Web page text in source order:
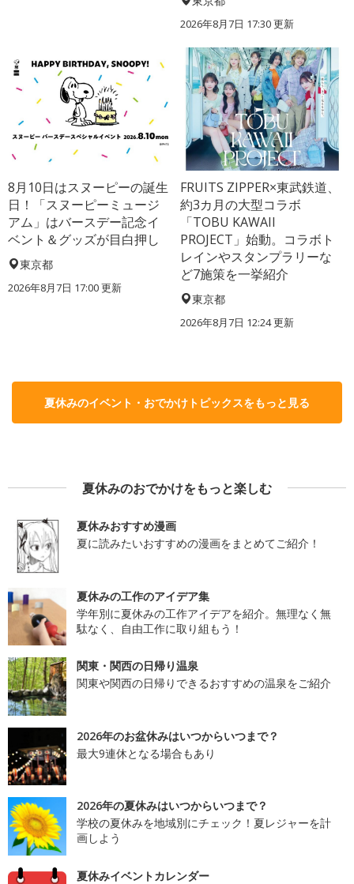
2026年8月7日 17:30更新
8月10日はスヌーピーの誕生
日！「スヌーピーミュージ
アム」はバースデー記念イ
ベント＆グッズが目白押し
東京都
2026年8月7日 17:00更新
FRUITS ZIPPER×東武鉄道、
約3カ月の大型コラボ
「TOBU KAWAII
PROJECT」始動。コラボト
レインやスタンプラリーな
ど7施策を一挙紹介
東京都
2026年8月7日 12:24更新
夏休みのイベント・おでかけトピックスをもっと見る
夏休みのおでかけをもっと楽しむ
夏休みおすすめ漫画
夏に読みたいおすすめの漫画をまとめてご紹介！
夏休みの工作のアイデア集
学年別に夏休みの工作アイデアを紹介。無理なく無
駄なく、自由工作に取り組もう！
関東・関西の日帰り温泉
関東や関西の日帰りできるおすすめの温泉をご紹介
2026年のお盆休みはいつからいつまで？
最大9連休となる場合もあり
2026年の夏休みはいつからいつまで？
学校の夏休みを地域別にチェック！夏レジャーを計
画しよう
夏休みイベントカレンダー